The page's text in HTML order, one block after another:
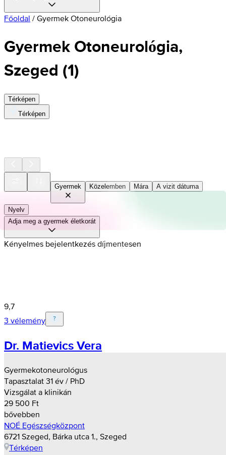
Főoldal / Gyermek Otoneurológia
Gyermek Otoneurológia,
Szeged (1)
Térképen
Térképen
Gyermek Közelemben Mára A vizit dátuma
Nyelv
Adja meg a gyermek életkorát
Kényelmes bejelentkezés díjmentesen
9,7
3 vélemény
Dr. Matievics Vera
Gyermekotoneurológus
Tapasztalat 31 év / PhD
Vizsgálat a klinikán
29 500 Ft
bővebben
NOÉ Egészségközpont
6721 Szeged, Bárka utca 1., Szeged
Térképen